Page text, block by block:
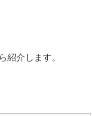
紹介します。